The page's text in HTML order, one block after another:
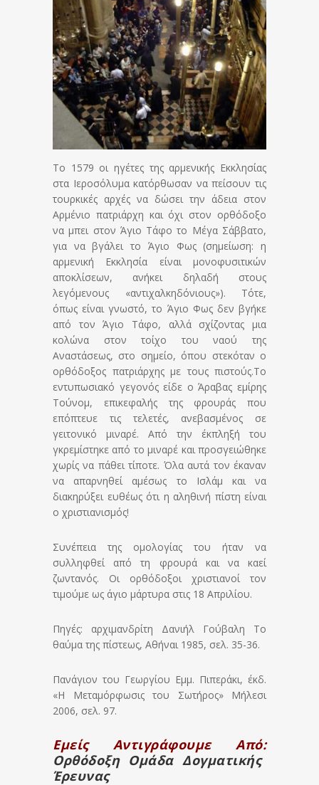
Το 1579 οι ηγέτες της αρμενικής Εκκλησίας
στα Ιεροσόλυμα κατόρθωσαν να πείσουν τις
τουρκικές αρχές να δώσει την άδεια στον
Αρμένιο πατριάρχη και όχι στον ορθόδοξο
να μπει στον Άγιο Τάφο το Μέγα Σάββατο,
για να βγάλει το Άγιο Φως (σημείωση: η
αρμενική Εκκλησία είναι μονοφυσιτικών
αποκλίσεων, ανήκει δηλαδή στους
λεγόμενους «αντιχαλκηδόνιους»). Τότε,
όπως είναι γνωστό, το Άγιο Φως δεν βγήκε
από τον Άγιο Τάφο, αλλά σχίζοντας μια
κολώνα στον τοίχο του ναού της
Αναστάσεως, στο σημείο, όπου στεκόταν ο
ορθόδοξος πατριάρχης με τους πιστούς.Το
εντυπωσιακό γεγονός είδε ο Άραβας εμίρης
Τούνομ, επικεφαλής της φρουράς που
επόπτευε τις τελετές, ανεβασμένος σε
γειτονικό μιναρέ. Από την έκπληξή του
γκρεμίστηκε από το μιναρέ και προσγειώθηκε
χωρίς να πάθει τίποτε. Όλα αυτά τον έκαναν
να απαρνηθεί αμέσως το Ισλάμ και να
διακηρύξει ευθέως ότι η αληθινή πίστη είναι
ο χριστιανισμός!
Συνέπεια της ομολογίας του ήταν να
συλληφθεί από τη φρουρά και να καεί
ζωντανός. Οι ορθόδοξοι χριστιανοί τον
τιμούμε ως άγιο μάρτυρα στις 18 Απριλίου.
Πηγές: αρχιμανδρίτη Δανιήλ Γούβαλη Το
θαύμα της πίστεως, Αθήναι 1985, σελ. 35-36.
Πανάγιον του Γεωργίου Εμμ. Πιπεράκι, έκδ.
«Η Μεταμόρφωσις του Σωτήρος» Μήλεσι
2006, σελ. 97.
Εμείς Αντιγράφουμε Από:
Ορθόδοξη Ομάδα Δογματικής
Έρευνας